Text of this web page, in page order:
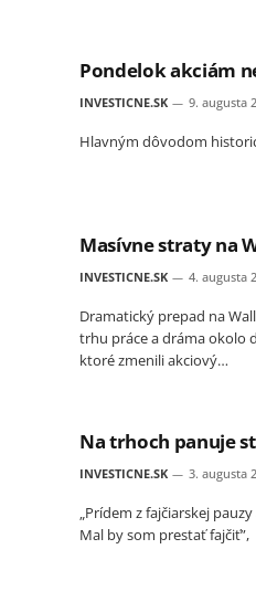
Pondelok akciám
INVESTICNE.SK 9. augusta
Hlavným dôvodom
Masívne straty na
INVESTICNE.SK 4. augusta
Dramatický prepad na
trhu práce a dráma okolo
ktoré zmenili akciový…
Na trhoch panuje
INVESTICNE.SK 3. augusta
„Prídem z fajčiarskej
Mal by som prestať